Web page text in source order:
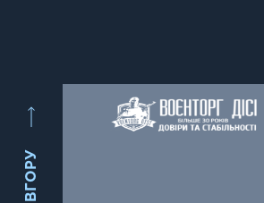
ВГОРУ